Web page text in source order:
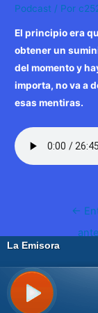
Podcast / Por
El principio era
obtener un
del momento y
importa, no va a
esas mentiras.
Navegación
entradas
←